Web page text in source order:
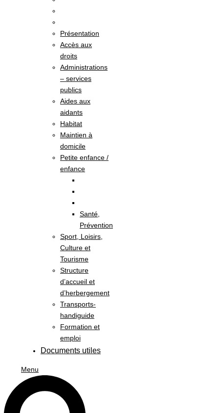
Présentation
Accès aux
droits
Administrations
– services
publics
Aides aux
aidants
Habitat
Maintien à
domicile
Petite enfance /
enfance
Santé,
Prévention
Sport, Loisirs,
Culture et
Tourisme
Structure
d’accueil et
d’herbergement
Transports-
handiguide
Formation et
emploi
Documents utiles
Menu